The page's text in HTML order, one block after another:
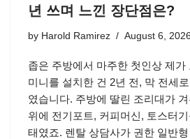
년 쓰며 느낀 장단점은?
by Harold Ramirez August 6, 2026
좁은 주방에서 마주한 첫인상 제가
미니를 설치한 건 2년 전, 막 전세
였습니다. 주방에 딸린 조리대가
위에 전기포트, 커피머신, 토스터
태였죠. 렌탈 상담사가 권한 일반